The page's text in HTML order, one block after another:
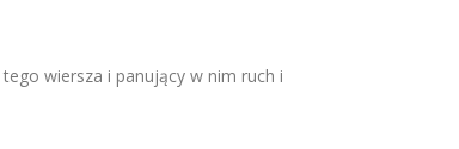
wiersza i panujący w nim ruch i